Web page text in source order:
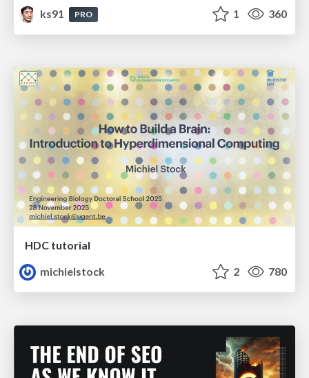
ks91
PRO 1 360
HDC tutorial
michielstock
2 780